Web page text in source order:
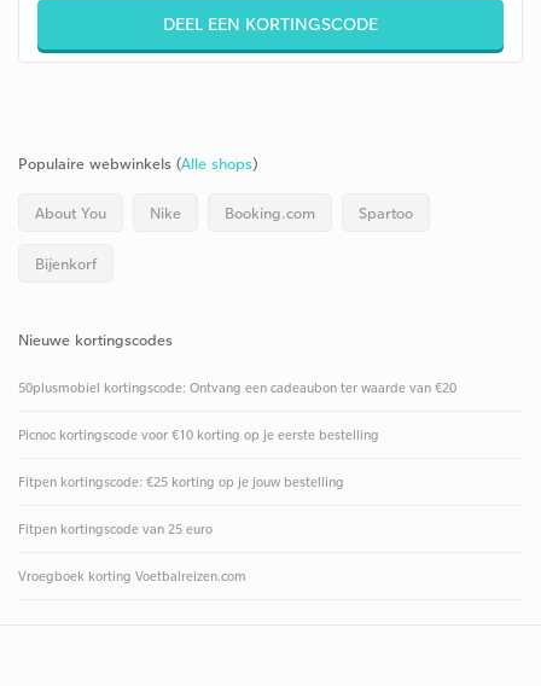
DEEL EEN KORTINGSCODE
Populaire webwinkels (Alle shops)
About You Nike Booking.com Spartoo
Bijenkorf
Nieuwe kortingscodes
50plusmobiel kortingscode: Ontvang een cadeaubon ter waarde van €20
Picnoc kortingscode voor €10 korting op je eerste bestelling
Fitpen kortingscode: €25 korting op je jouw bestelling
Fitpen kortingscode van 25 euro
Vroegboek korting Voetbalreizen.com